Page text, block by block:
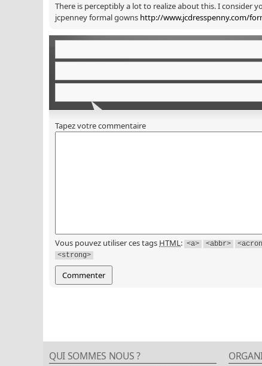
There is perceptibly a lot to realize about this. I consider
jcpenney formal gowns http://www.jcdresspenny.com/
Tapez votre commentaire
Vous pouvez utiliser ces tags HTML: <a> <abbr>
<strong>
QUI SOMMES NOUS ?